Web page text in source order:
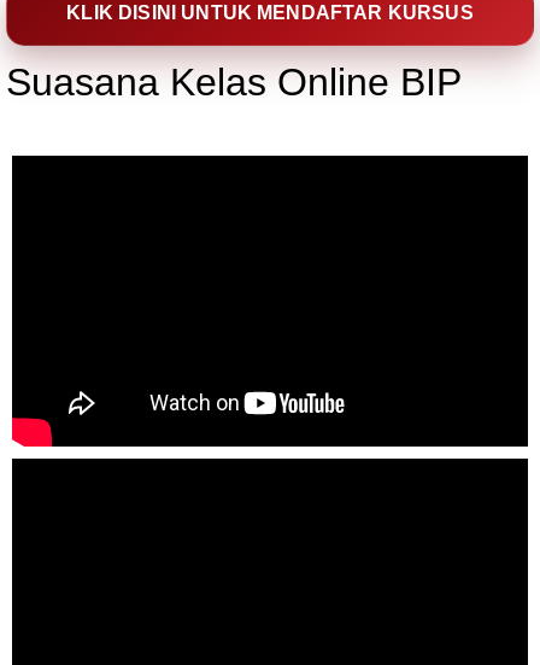
KLIK DISINI UNTUK MENDAFTAR KURSUS
Suasana Kelas Online BIP